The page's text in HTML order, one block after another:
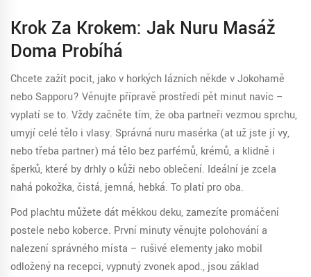
Krok Za Krokem: Jak Nuru Masáž
Doma Probíhá
Chcete zažít pocit, jako v horkých lázních někde v Jokohamě
nebo Sapporu? Věnujte přípravě prostředí pět minut navíc –
vyplatí se to. Vždy začněte tím, že oba partneři vezmou sprchu,
umyjí celé tělo i vlasy. Správná nuru masérka (ať už jste jí vy,
nebo třeba partner) má tělo bez parfémů, krémů, a klidně i
šperků, které by drhly o kůži nebo oblečení. Ideální je zcela
nahá pokožka, čistá, jemná, hebká. To platí pro oba.
Pod plachtu můžete dát měkkou deku, zamezíte promáčení
postele nebo koberce. První minuty věnujte polohování a
nalezení správného místa – rušivé elementy jako mobil
odložený na recepci, vypnutý zvonek apod., jsou základ